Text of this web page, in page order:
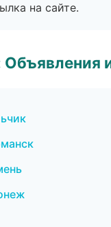
на сайте.